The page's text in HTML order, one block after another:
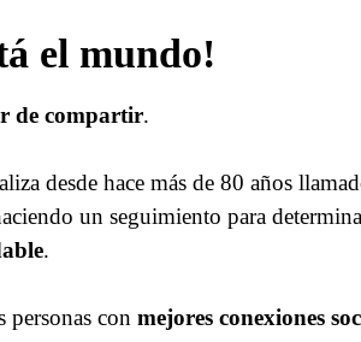
el mundo!
de compartir.
desde hace más de 80 años
un seguimiento para
.
personas con mejores conexiones